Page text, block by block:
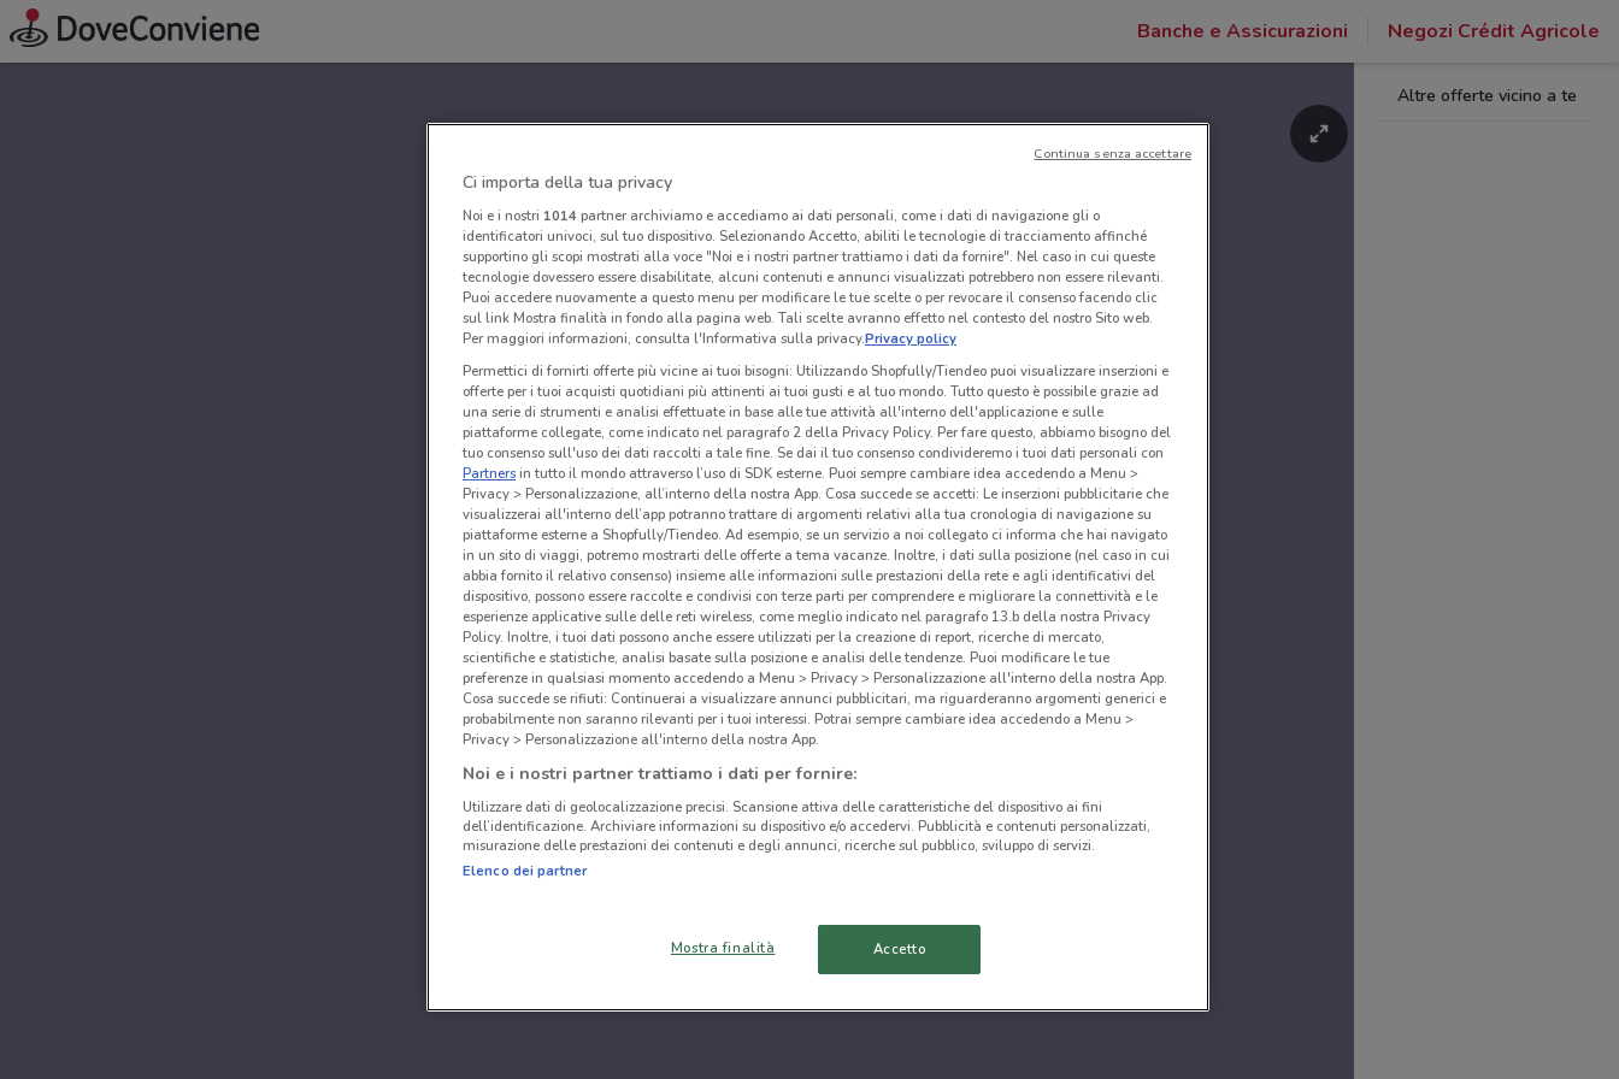
Banche e Assicurazioni Negozi Crédit Agricole
Altre offerte vicino a te
Ci importa della tua privacy
Noi e i nostri 1014partner archiviamo e accediamo ai dati personali, come i dati di navigazione gli o
identificatori univoci, sul tuo dispositivo. Selezionando Accetto, abiliti le tecnologie di tracciamento affinché
supportino gli scopi mostrati alla voce "Noi e i nostri partner trattiamo i dati da fornire". Nel caso in cui queste
tecnologie dovessero essere disabilitate, alcuni contenuti e annunci visualizzati potrebbero non essere rilevanti.
Puoi accedere nuovamente a questo menu per modificare le tue scelte o per revocare il consenso facendo clic
sul link Mostra finalità in fondo alla pagina web. Tali scelte avranno effetto nel contesto del nostro Sito web.
Per maggiori informazioni, consulta l'Informativa sulla privacy.Privacy policy
Permettici di fornirti offerte più vicine ai tuoi bisogni: Utilizzando Shopfully/Tiendeo puoi visualizzare inserzioni e
offerte per i tuoi acquisti quotidiani più attinenti ai tuoi gusti e al tuo mondo. Tutto questo è possibile grazie ad
una serie di strumenti e analisi effettuate in base alle tue attività all'interno dell'applicazione e sulle
piattaforme collegate, come indicato nel paragrafo 2 della Privacy Policy. Per fare questo, abbiamo bisogno del
tuo consenso sull'uso dei dati raccolti a tale fine. Se dai il tuo consenso condivideremo i tuoi dati personali con
Partnersin tutto il mondo attraverso l’uso di SDK esterne. Puoi sempre cambiare idea accedendo a Menu >
Privacy > Personalizzazione, all’interno della nostra App. Cosa succede se accetti: Le inserzioni pubblicitarie che
visualizzerai all'interno dell’app potranno trattare di argomenti relativi alla tua cronologia di navigazione su
piattaforme esterne a Shopfully/Tiendeo. Ad esempio, se un servizio a noi collegato ci informa che hai navigato
in un sito di viaggi, potremo mostrarti delle offerte a tema vacanze. Inoltre, i dati sulla posizione (nel caso in cui
abbia fornito il relativo consenso) insieme alle informazioni sulle prestazioni della rete e agli identificativi del
dispositivo, possono essere raccolte e condivisi con terze parti per comprendere e migliorare la connettività e le
esperienze applicative sulle delle reti wireless, come meglio indicato nel paragrafo 13.b della nostra Privacy
Policy. Inoltre, i tuoi dati possono anche essere utilizzati per la creazione di report, ricerche di mercato,
scientifiche e statistiche, analisi basate sulla posizione e analisi delle tendenze. Puoi modificare le tue
preferenze in qualsiasi momento accedendo a Menu > Privacy > Personalizzazione all'interno della nostra App.
Cosa succede se rifiuti: Continuerai a visualizzare annunci pubblicitari, ma riguarderanno argomenti generici e
probabilmente non saranno rilevanti per i tuoi interessi. Potrai sempre cambiare idea accedendo a Menu >
Privacy > Personalizzazione all'interno della nostra App.
Noi e i nostri partner trattiamo i dati per fornire:
Utilizzare dati di geolocalizzazione precisi. Scansione attiva delle caratteristiche del dispositivo ai fini
dell’identificazione. Archiviare informazioni su dispositivo e/o accedervi. Pubblicità e contenuti personalizzati,
misurazione delle prestazioni dei contenuti e degli annunci, ricerche sul pubblico, sviluppo di servizi.
Elenco dei partner
Mostra finalità Accetto
Continua senza accettare